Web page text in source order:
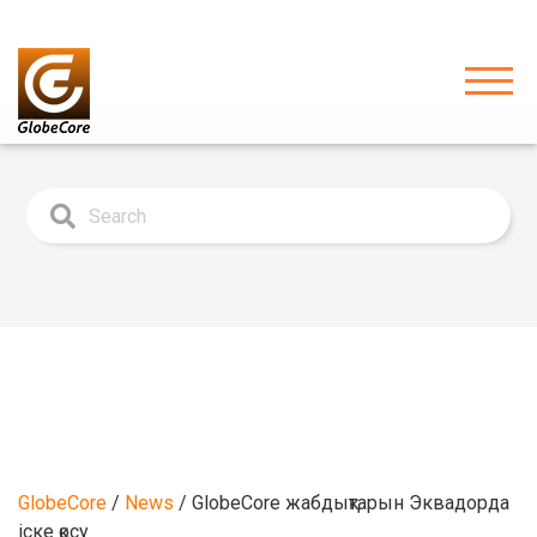
GlobeCore / News / GlobeCore жабдықтарын Эквадорда
іске қосу